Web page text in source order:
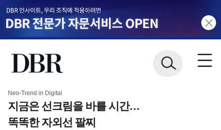
Neo-Trend in Digital
지금은 선크림을 바를 시간…
똑똑한 자외선 팔찌